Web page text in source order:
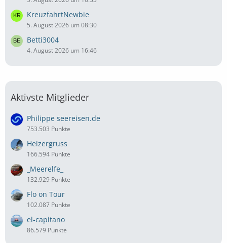
KreuzfahrtNewbie
5. August 2026 um 08:30
Betti3004
4. August 2026 um 16:46
Aktivste Mitglieder
Philippe seereisen.de
753.503 Punkte
Heizergruss
166.594 Punkte
_Meerelfe_
132.929 Punkte
Flo on Tour
102.087 Punkte
el-capitano
86.579 Punkte